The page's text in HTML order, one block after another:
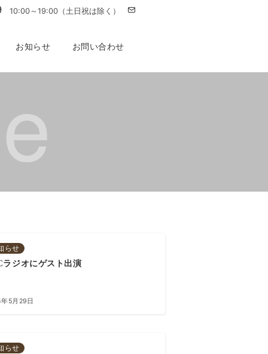
10:00～19:00（土日祝は除く）
お知らせ お問い合わせ
らせ
ラジオにゲスト出演
5月29日
らせ